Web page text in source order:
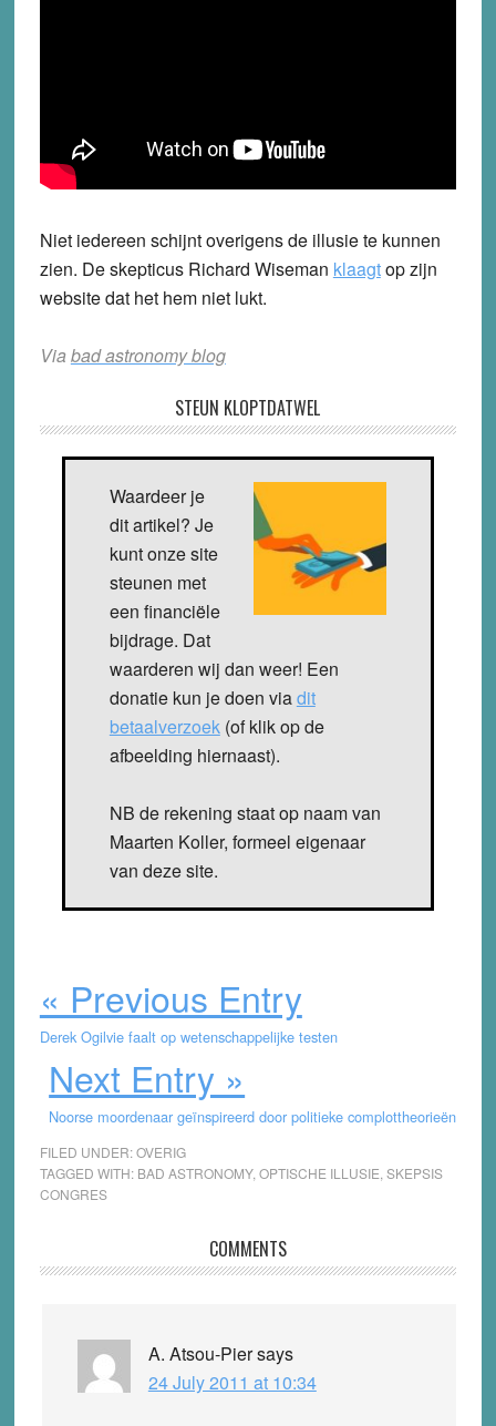
Niet iedereen schijnt overigens de illusie te kunnen
zien. De skepticus Richard Wiseman klaagtop zijn
website dat het hem niet lukt.
Via bad astronomy blog
STEUN KLOPTDATWEL
Waardeer je
dit artikel? Je
kunt onze site
steunen met
een financiële
bijdrage. Dat
waarderen wij dan weer! Een
donatie kun je doen viadit
betaalverzoek(of klik op de
afbeelding hiernaast).
NB de rekening staat op naam van
Maarten Koller, formeel eigenaar
van deze site.
« Previous Entry
Derek Ogilvie faalt op wetenschappelijke testen
Next Entry »
Noorse moordenaar geïnspireerd door politieke complottheorieën
FILED UNDER:OVERIG
TAGGED WITH: BAD ASTRONOMY, OPTISCHE ILLUSIE SKEPSIS
CONGRES
Interactions
COMMENTS
A. Atsou-Piersays
24 July 2011 at 10:34